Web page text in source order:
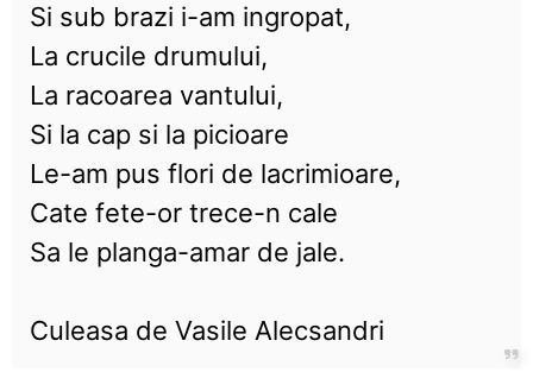
Si sub brazi i-am ingropat,
La crucile drumului,
La racoarea vantului,
Si la cap si la picioare
Le-am pus flori de lacrimioare,
Cate fete-or trece-n cale
Sa le planga-amar de jale.
Culeasa de Vasile Alecsandri